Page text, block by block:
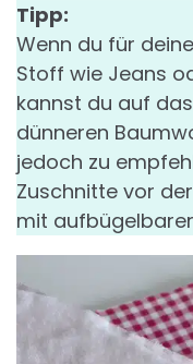
Tipp:
Wenn du für
Stoff wie Jeans
kannst du auf
dünneren
jedoch zu
Zuschnitte vor
mit